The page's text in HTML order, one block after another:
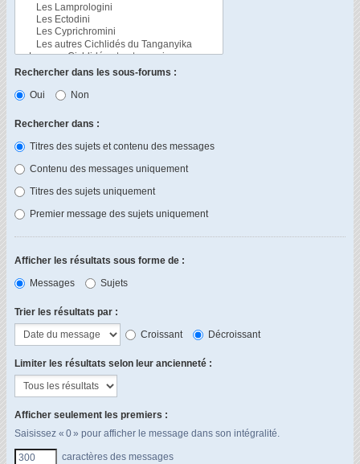
Rechercher dans les sous-forums :
Oui
Non
Rechercher dans :
Titres des sujets et contenu des messages
Contenu des messages uniquement
Titres des sujets uniquement
Premier message des sujets uniquement
Afficher les résultats sous forme de :
Messages
Sujets
Trier les résultats par :
Croissant
Décroissant
Limiter les résultats selon leur ancienneté :
Afficher seulement les premiers :
Saisissez « 0 » pour afficher le message dans son intégralité.
caractères des messages